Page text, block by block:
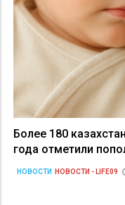
Более 180
года отметили
НОВОСТИ НОВОСТИ - LIFE09